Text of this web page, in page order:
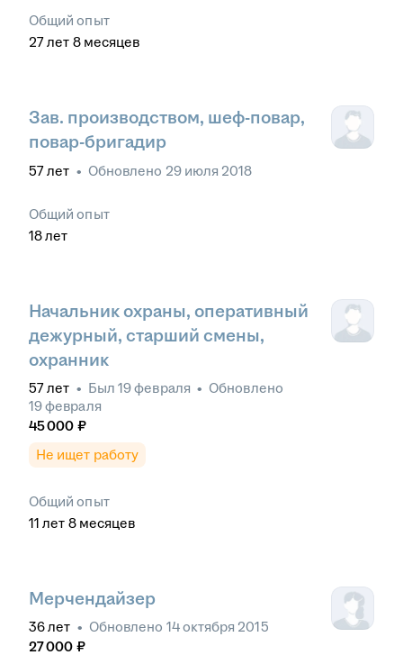
Общий опыт
27лет 8 месяцев
Зав. производством, шеф-повар,
повар-бригадир
57лет • Обновлено 29 июля 2018
Общий опыт
18лет
Начальник охраны, оперативный
дежурный, старший смены,
охранник
57лет • Был 19 февраля • Обновлено
19 февраля
45 000 ₽
Не ищет работу
Общий опыт
11 лет 8 месяцев
Мерчендайзер
36лет • Обновлено 14 октября 2015
27 000 ₽